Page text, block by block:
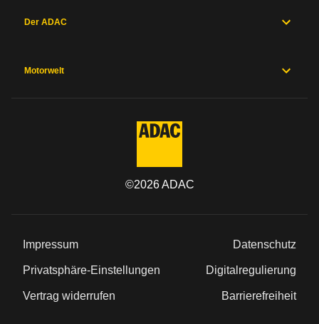
Der ADAC
Motorwelt
©2026ADAC
Impressum Datenschutz
Privatsphäre-Einstellungen Digitalregulierung
Vertrag widerrufen Barrierefreiheit